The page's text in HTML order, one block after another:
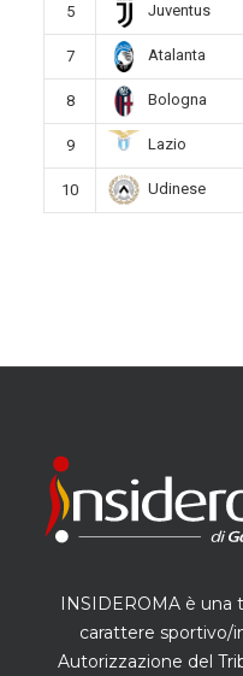
5 Juventus
7 Atalanta
8 Bologna
9 Lazio
10 Udinese
INSIDEROMA è una
carattere sportivo/
Autorizzazione del